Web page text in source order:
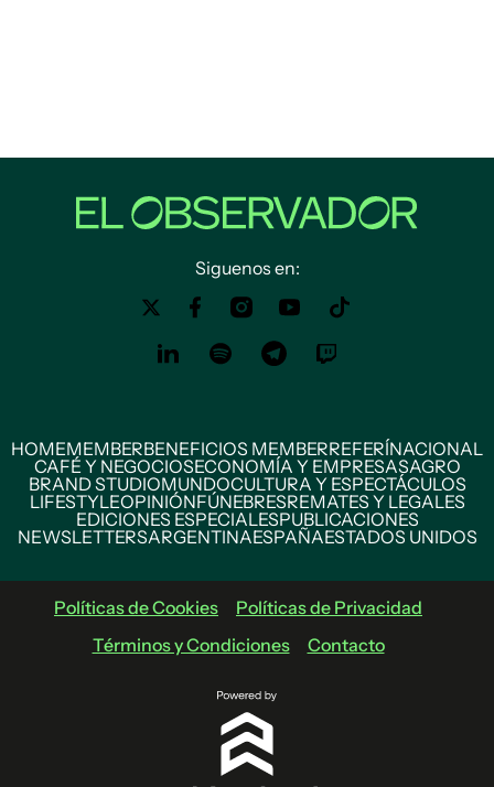
Siguenos en:
HOMEMEMBERBENEFICIOS MEMBERREFERÍNACIONAL
CAFÉ Y NEGOCIOSECONOMÍA Y EMPRESASAGRO
BRAND STUDIOMUNDOCULTURA Y ESPECTÁCULOS
LIFESTYLEOPINIÓNFÚNEBRESREMATES Y LEGALES
EDICIONES ESPECIALESPUBLICACIONES
NEWSLETTERSARGENTINAESPAÑAESTADOS UNIDOS
Políticas de Cookies
Políticas de Privacidad
Términos y Condiciones
Contacto